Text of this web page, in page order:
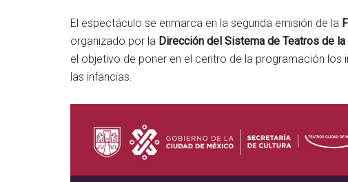
El espectáculo se enmarca en la segunda emisión de la
organizado por la Dirección del Sistema de Teatros de
el objetivo de poner en el centro de la programación
las infancias.